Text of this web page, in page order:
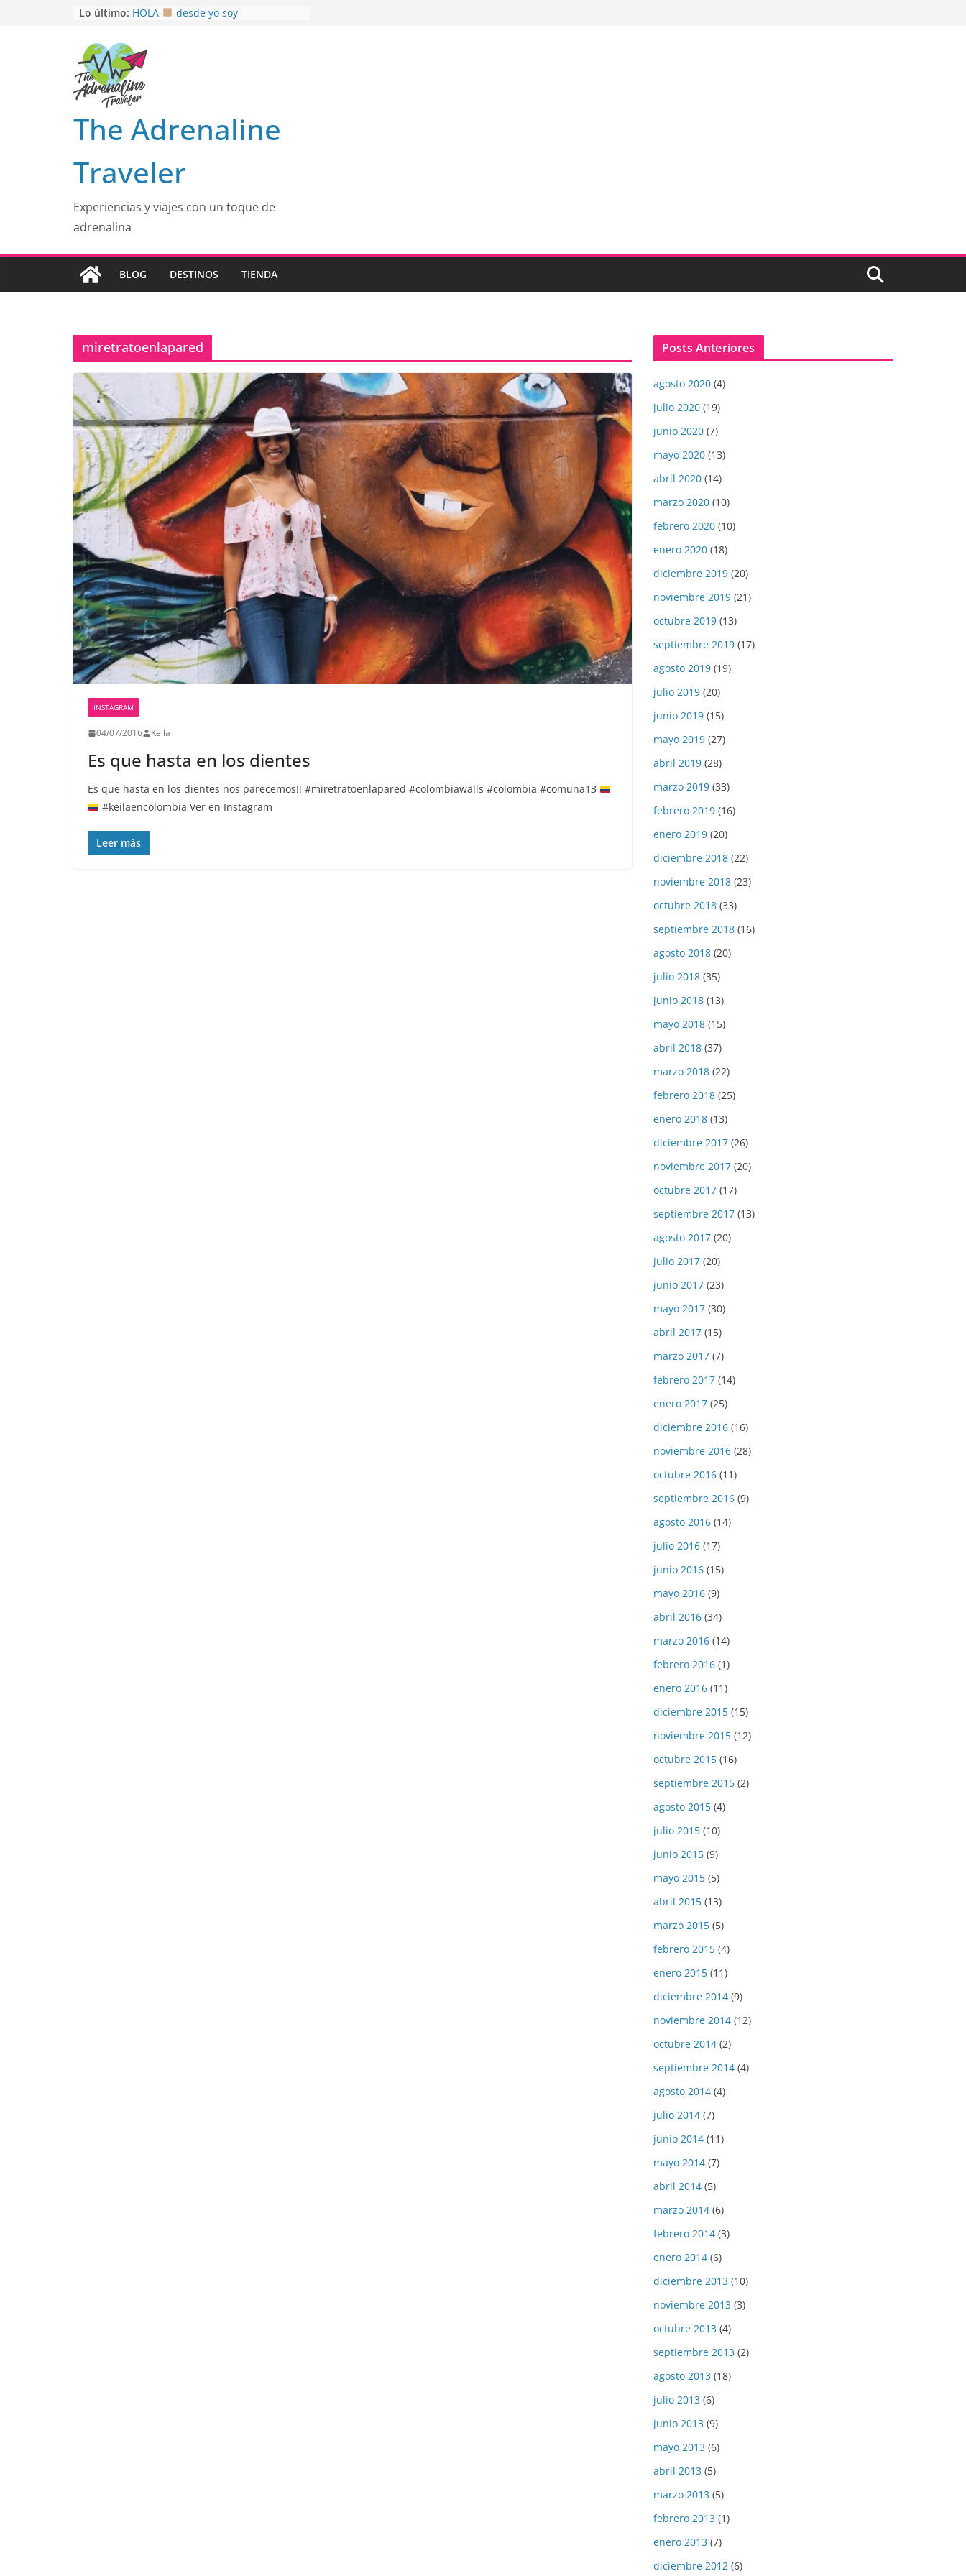
Lo último: HOLA
desde yo soy
EL SENDERO DEL CACAO: Excelente
opción
HOSPEDAJE AL NATURALSHH !!
En
MULITO!
The Adrenaline
Traveler
Experiencias y viajes con un toque de
adrenalina
BLOG DESTINOS TIENDA
miretratoenlapared
INSTAGRAM
04/07/2016 Keila
Es que hasta en los dientes
Es que hasta en los dientes nos parecemos!! #miretratoenlapared #colombiawalls #colombia #comuna13
#keilaencolombia Ver en Instagram
Leer más
Posts Anteriores
agosto 2020 (4)
julio 2020 (19)
junio 2020 (7)
mayo 2020 (13)
abril 2020 (14)
marzo 2020 (10)
febrero 2020 (10)
enero 2020 (18)
diciembre 2019 (20)
noviembre 2019 (21)
octubre 2019 (13)
septiembre 2019 (17)
agosto 2019 (19)
julio 2019 (20)
junio 2019 (15)
mayo 2019 (27)
abril 2019 (28)
marzo 2019 (33)
febrero 2019 (16)
enero 2019 (20)
diciembre 2018 (22)
noviembre 2018 (23)
octubre 2018 (33)
septiembre 2018 (16)
agosto 2018 (20)
julio 2018 (35)
junio 2018 (13)
mayo 2018 (15)
abril 2018 (37)
marzo 2018 (22)
febrero 2018 (25)
enero 2018 (13)
diciembre 2017 (26)
noviembre 2017 (20)
octubre 2017 (17)
septiembre 2017 (13)
agosto 2017 (20)
julio 2017 (20)
junio 2017 (23)
mayo 2017 (30)
abril 2017 (15)
marzo 2017 (7)
febrero 2017 (14)
enero 2017 (25)
diciembre 2016 (16)
noviembre 2016 (28)
octubre 2016 (11)
septiembre 2016 (9)
agosto 2016 (14)
julio 2016 (17)
junio 2016 (15)
mayo 2016 (9)
abril 2016 (34)
marzo 2016 (14)
febrero 2016 (1)
enero 2016 (11)
diciembre 2015 (15)
noviembre 2015 (12)
octubre 2015 (16)
septiembre 2015 (2)
agosto 2015 (4)
julio 2015 (10)
junio 2015 (9)
mayo 2015 (5)
abril 2015 (13)
marzo 2015 (5)
febrero 2015 (4)
enero 2015 (11)
diciembre 2014 (9)
noviembre 2014 (12)
octubre 2014 (2)
septiembre 2014 (4)
agosto 2014 (4)
julio 2014 (7)
junio 2014 (11)
mayo 2014 (7)
abril 2014 (5)
marzo 2014 (6)
febrero 2014 (3)
enero 2014 (6)
diciembre 2013 (10)
noviembre 2013 (3)
octubre 2013 (4)
septiembre 2013 (2)
agosto 2013 (18)
julio 2013 (6)
junio 2013 (9)
mayo 2013 (6)
abril 2013 (5)
marzo 2013 (5)
febrero 2013 (1)
enero 2013 (7)
diciembre 2012 (6)